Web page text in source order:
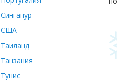
Сингапур
США
Таиланд
Танзания
Тунис